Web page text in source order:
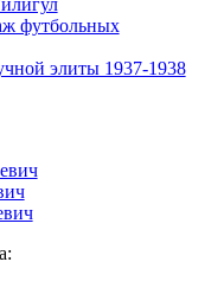
футбольных
элиты 1937-1938